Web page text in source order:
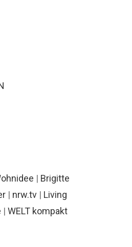
| Brigitte
| nrw.tv | Living
| WELT kompakt